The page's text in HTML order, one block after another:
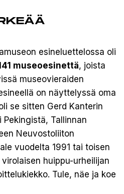
esineluettelossa oli
museoesinettä, joista
museovieraiden
on näyttelyssä oma
se sitten Gerd Kanterin
Tallinnan
Neuvostoliiton
vuodelta 1991 tai toisen
huippu-urheilijan
Tule, näe ja koe